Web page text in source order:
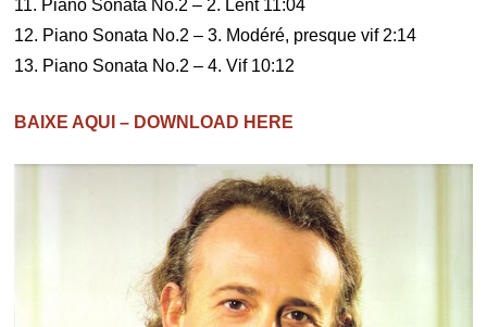
11. Piano Sonata No.2 – 2. Lent 11:04
12. Piano Sonata No.2 – 3. Modéré, presque vif 2:14
13. Piano Sonata No.2 – 4. Vif 10:12
BAIXE AQUI – DOWNLOAD HERE